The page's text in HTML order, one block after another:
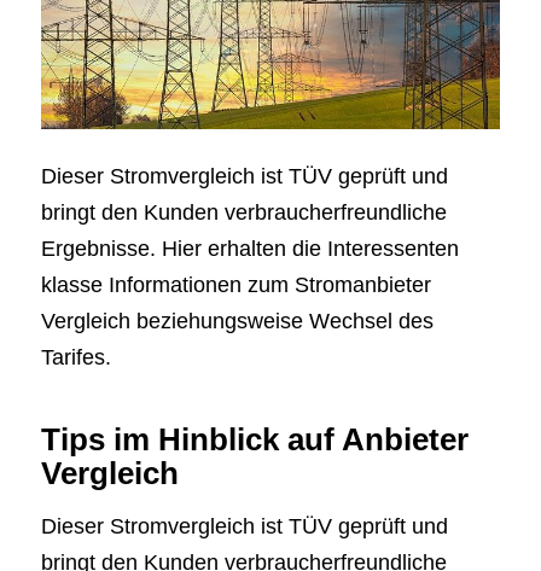
Dieser Stromvergleich ist TÜV geprüft und
bringt den Kunden verbraucherfreundliche
Ergebnisse. Hier erhalten die Interessenten
klasse Informationen zum Stromanbieter
Vergleich beziehungsweise Wechsel des
Tarifes.
Tips im Hinblick auf Anbieter
Vergleich
Dieser Stromvergleich ist TÜV geprüft und
bringt den Kunden verbraucherfreundliche